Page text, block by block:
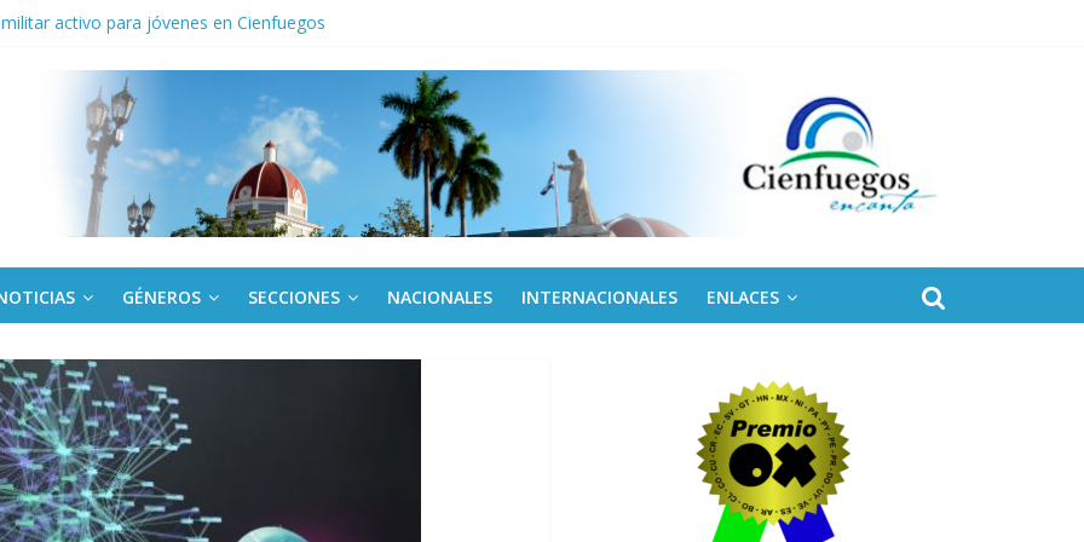
gourmet
de la Amistad al activista Donald Dutherland
edición de Beca para realizadoras mayores de 50 años
GÉNEROS SECCIONES NACIONALES INTERNACIONALES ENLACES